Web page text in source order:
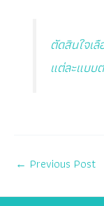
ตัดสินใจเ
แต่ละแบบ
← Previous Post